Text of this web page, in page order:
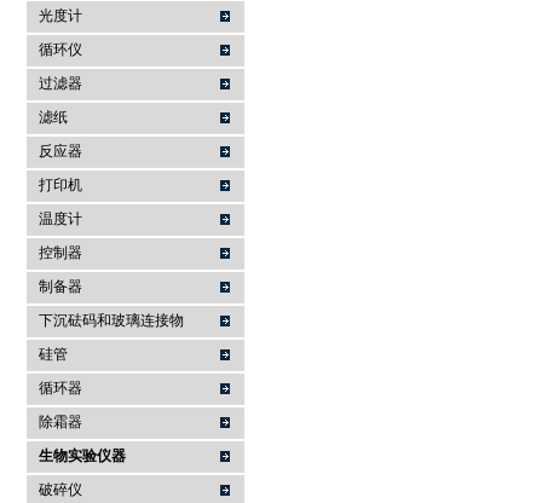
光度计
循环仪
过滤器
滤纸
反应器
打印机
温度计
控制器
制备器
下沉砝码和玻璃连接物
硅管
循环器
除霜器
生物实验仪器
破碎仪